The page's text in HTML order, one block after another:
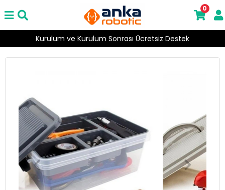
Kurulum ve Kurulum Sonrası Ücretsiz Destek
0